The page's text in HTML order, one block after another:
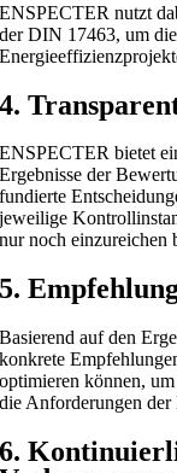
ENSPECTER nutzt
der DIN 17463, um
4.
ENSPECTER bietet
Ergebnisse der
fundierte
jeweilige
nur noch einzureichen
5.
Basierend auf den
konkrete
optimieren können,
die Anforderungen
6.